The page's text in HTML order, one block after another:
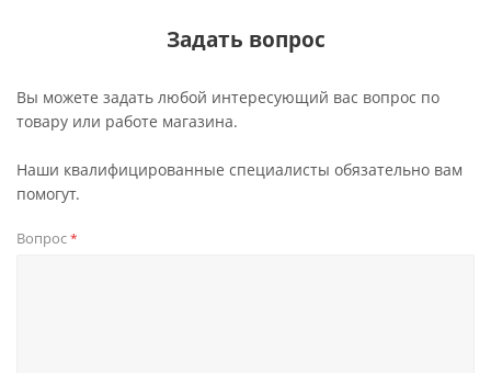
Задать вопрос
Вы можете задать любой интересующий вас вопрос по
товару или работе магазина.
Наши квалифицированные специалисты обязательно вам
помогут.
Вопрос*